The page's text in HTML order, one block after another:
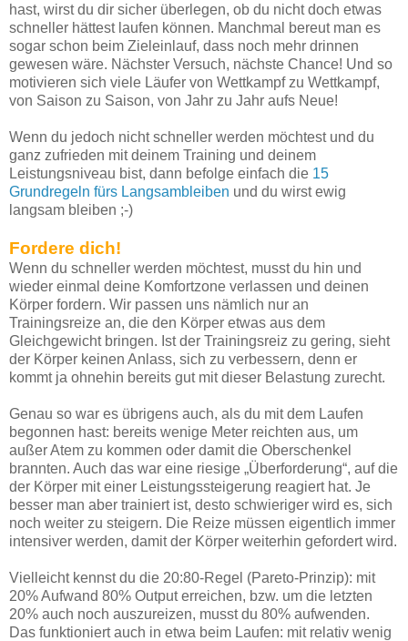
hast, wirst du dir sicher überlegen, ob du nicht doch etwas
schneller hättest laufen können. Manchmal bereut man es
sogar schon beim Zieleinlauf, dass noch mehr drinnen
gewesen wäre. Nächster Versuch, nächste Chance! Und so
motivieren sich viele Läufer von Wettkampf zu Wettkampf,
von Saison zu Saison, von Jahr zu Jahr aufs Neue!
Wenn du jedoch nicht schneller werden möchtest und du
ganz zufrieden mit deinem Training und deinem
Leistungsniveau bist, dann befolge einfach die 15
Grundregeln fürs Langsambleiben und du wirst ewig
langsam bleiben ;-)
Fordere dich!
Wenn du schneller werden möchtest, musst du hin und
wieder einmal deine Komfortzone verlassen und deinen
Körper fordern. Wir passen uns nämlich nur an
Trainingsreize an, die den Körper etwas aus dem
Gleichgewicht bringen. Ist der Trainingsreiz zu gering, sieht
der Körper keinen Anlass, sich zu verbessern, denn er
kommt ja ohnehin bereits gut mit dieser Belastung zurecht.
Genau so war es übrigens auch, als du mit dem Laufen
begonnen hast: bereits wenige Meter reichten aus, um
außer Atem zu kommen oder damit die Oberschenkel
brannten. Auch das war eine riesige „Überforderung“, auf die
der Körper mit einer Leistungssteigerung reagiert hat. Je
besser man aber trainiert ist, desto schwieriger wird es, sich
noch weiter zu steigern. Die Reize müssen eigentlich immer
intensiver werden, damit der Körper weiterhin gefordert wird.
Vielleicht kennst du die 20:80-Regel (Pareto-Prinzip): mit
20% Aufwand 80% Output erreichen, bzw. um die letzten
20% auch noch auszureizen, musst du 80% aufwenden.
Das funktioniert auch in etwa beim Laufen: mit relativ wenig